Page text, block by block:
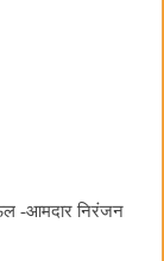
-आमदार निरंजन